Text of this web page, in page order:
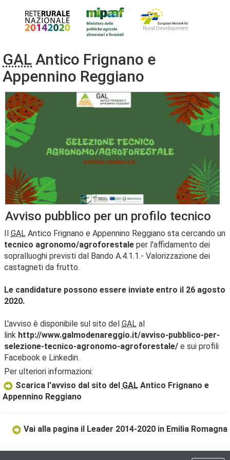
GAL Antico Frignano e
Appennino Reggiano
Avviso pubblico per un profilo tecnico
Il GAL Antico Frignano e Appennino Reggiano sta cercando un
tecnico agronomo/agroforestale per l'affidamento dei
sopralluoghi previsti dal Bando A.4.1.1.- Valorizzazione dei
castagneti da frutto.
Le candidature possono essere inviate entro il 26 agosto
2020.
L'avviso è disponibile sul sito del GAL al
link http://www.galmodenareggio.it/avviso-pubblico-per-
selezione-tecnico-agronomo-agroforestale/ e sui profili
Facebook e Linkedin.
Per ulteriori informazioni:
Scarica l'avviso dal sito del GALAntico Frignano e
Appennino Reggiano
Vai alla pagina il Leader 2014-2020 in Emilia Romagna